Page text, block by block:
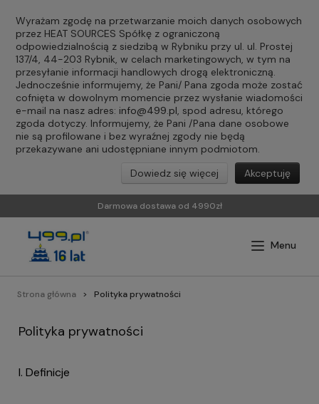
Wyrażam zgodę na przetwarzanie moich danych osobowych
przez HEAT SOURCES Spółkę z ograniczoną
odpowiedzialnością z siedzibą w Rybniku przy ul. ul. Prostej
137/4, 44-203 Rybnik, w celach marketingowych, w tym na
przesyłanie informacji handlowych drogą elektroniczną.
Jednocześnie informujemy, że Pani/ Pana zgoda może zostać
cofnięta w dowolnym momencie przez wysłanie wiadomości
e-mail na nasz adres: info@499.pl, spod adresu, którego
zgoda dotyczy. Informujemy, że Pani /Pana dane osobowe
nie są profilowane i bez wyraźnej zgody nie będą
przekazywane ani udostępniane innym podmiotom.
Akceptuję
Dowiedz się więcej
Darmowa dostawa od 4990zł
Strona główna Polityka prywatności
Polityka prywatności
I. Definicje